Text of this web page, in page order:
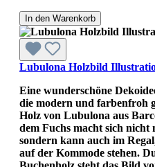
In den Warenkorb
Lubulona Holzbild
Eine wunderschöne
die modern und farbenfroh
Holz von Lubulona aus
dem Fuchs macht sich
sondern kann auch im
auf der Kommode stehen.